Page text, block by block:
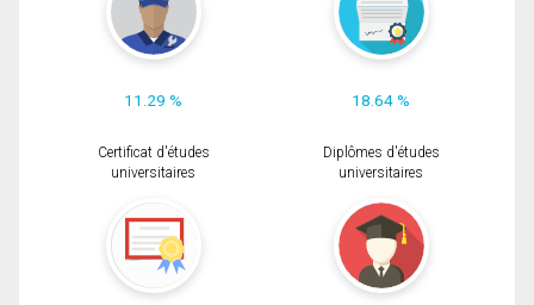
11.29 % 18.64 %
Certificat d'études
universitaires
Diplômes d'études
universitaires